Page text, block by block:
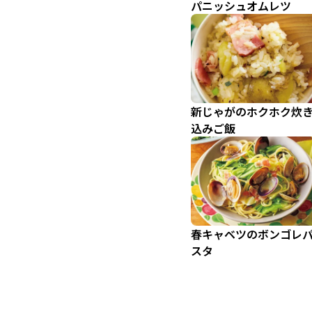
パニッシュオムレツ
新じゃがのホクホク炊
込みご飯
春キャベツのボンゴレ
スタ